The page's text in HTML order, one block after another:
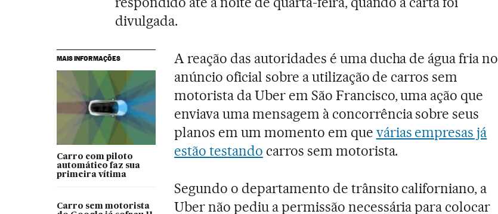
divulgada.
MAIS INFORMAÇÕES
Carro com piloto
automático faz sua
primeira vítima
Carro sem motorista
A reação das autoridades é uma ducha de água fria no
anúncio oficial sobre a utilização de carros sem
motorista da Uber em São Francisco, uma ação que
enviava uma mensagem à concorrência sobre seus
planos em um momento em que várias empresas já
estão testando carros sem motorista.
Segundo o departamento de trânsito californiano, a
Uber não pediu a permissão necessária para colocar